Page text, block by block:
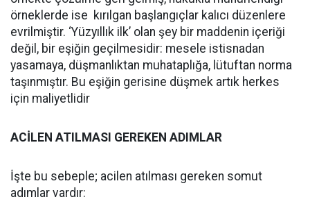
örneklerde ise kırılgan başlangıçlar kalıcı düzenlere
evrilmiştir. ‘Yüzyıllık ilk’ olan şey bir maddenin içeriği
değil, bir eşiğin geçilmesidir: mesele istisnadan
yasamaya, düşmanlıktan muhataplığa, lütuftan norma
taşınmıştır. Bu eşiğin gerisine düşmek artık herkes
için maliyetlidir
ACİLEN ATILMASI GEREKEN ADIMLAR
İşte bu sebeple; acilen atılması gereken somut
adımlar vardır: